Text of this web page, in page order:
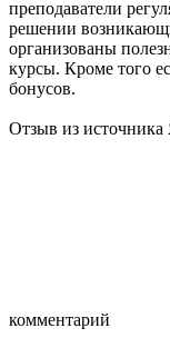
преподаватели
решении
организованы
курсы. Кроме того
бонусов.
Отзыв из
комментарий